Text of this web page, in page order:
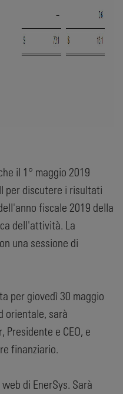
il 1° maggio 2019
per discutere i risultati
fiscale 2019 della
dell'attività. La
una sessione di
per giovedì 30 maggio
orientale, sarà
e CEO, e
finanziario.
di EnerSys. Sarà